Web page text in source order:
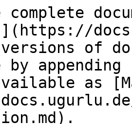
versions of
as